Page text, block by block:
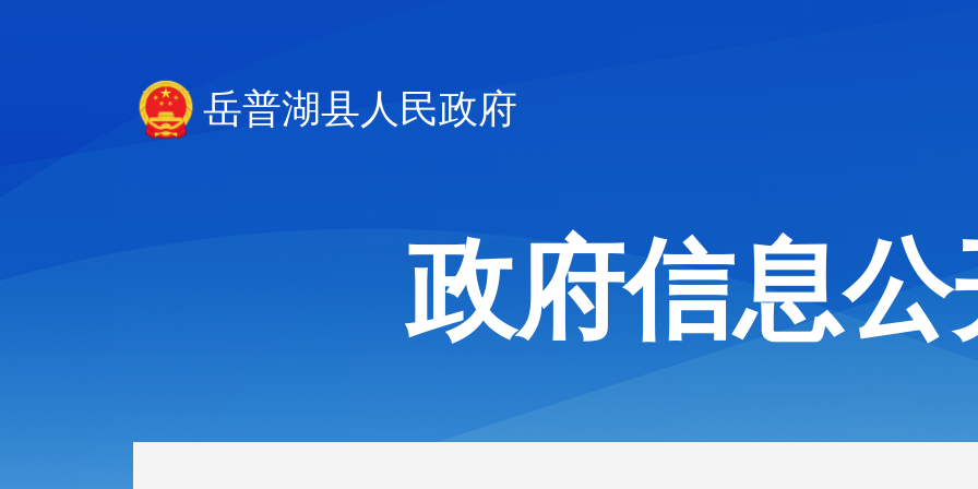
岳普湖县人民政府
政府信息公